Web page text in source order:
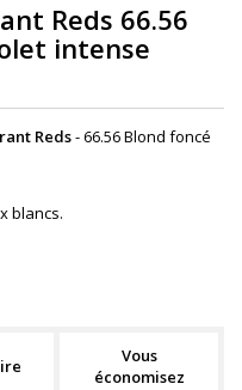
Reds 66.56
intense
Reds- 66.56 Blond foncé
blancs.
Vous
économisez